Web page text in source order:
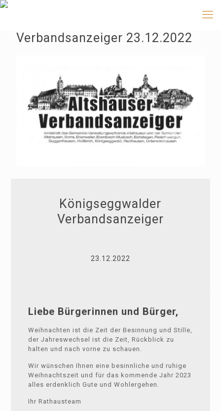
Verbandsanzeiger 23.12.2022
Königseggwalder
Verbandsanzeiger
23.12.2022
Liebe Bürgerinnen und Bürger,
Weihnachten ist die Zeit der Besinnung und Stille,
der Jahreswechsel ist die Zeit, Rückblick zu
halten und nach vorne zu schauen.
Wir wünschen Ihnen eine besinnliche und ruhige
Weihnachtszeit und für das kommende Jahr 2023
alles erdenklich Gute und Wohlergehen.
Ihr Rathausteam